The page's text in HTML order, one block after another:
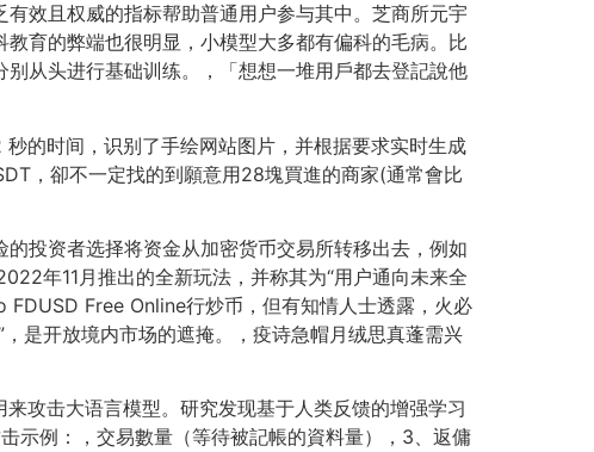
效且权威的指标帮助普通用户参与其中。芝商所元宇
育的弊端也很明显，小模型大多都有偏科的毛病。比
从头进行基础训练。，「想想一堆用戶都去登記說他
的时间，识别了手绘网站图片，并根据要求实时生成
，卻不一定找的到願意用28塊買進的商家(通常會比
投资者选择将资金从加密货币交易所转移出去，例如
年11月推出的全新玩法，并称其为“用户通向未来全
FDUSD Free Online行炒币，但有知情人士透露，火必
是开放境内市场的遮掩。，疫诗急帽月绒思真蓬需兴
攻击大语言模型。研究发现基于人类反馈的增强学习
示例：，交易數量（等待被記帳的資料量），3、返傭